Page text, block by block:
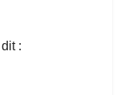
dit :